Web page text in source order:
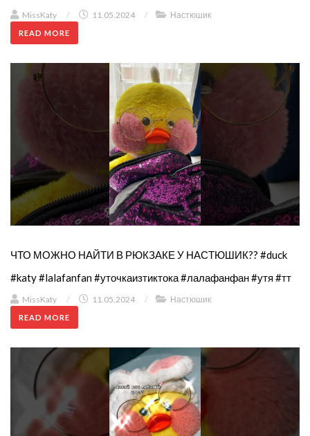
MissKaty / 11.05.2024 / Настюшик
READ MORE
ЧТО МОЖНО НАЙТИ В РЮКЗАКЕ У НАСТЮШИК?? #duck
#katy #lalafanfan #уточкаизтиктока #лалафанфан #утя #тт
MissKaty / 11.05.2024 / Настюшик
READ MORE